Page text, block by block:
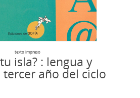
texto impreso
isla? : lengua y
año del ciclo